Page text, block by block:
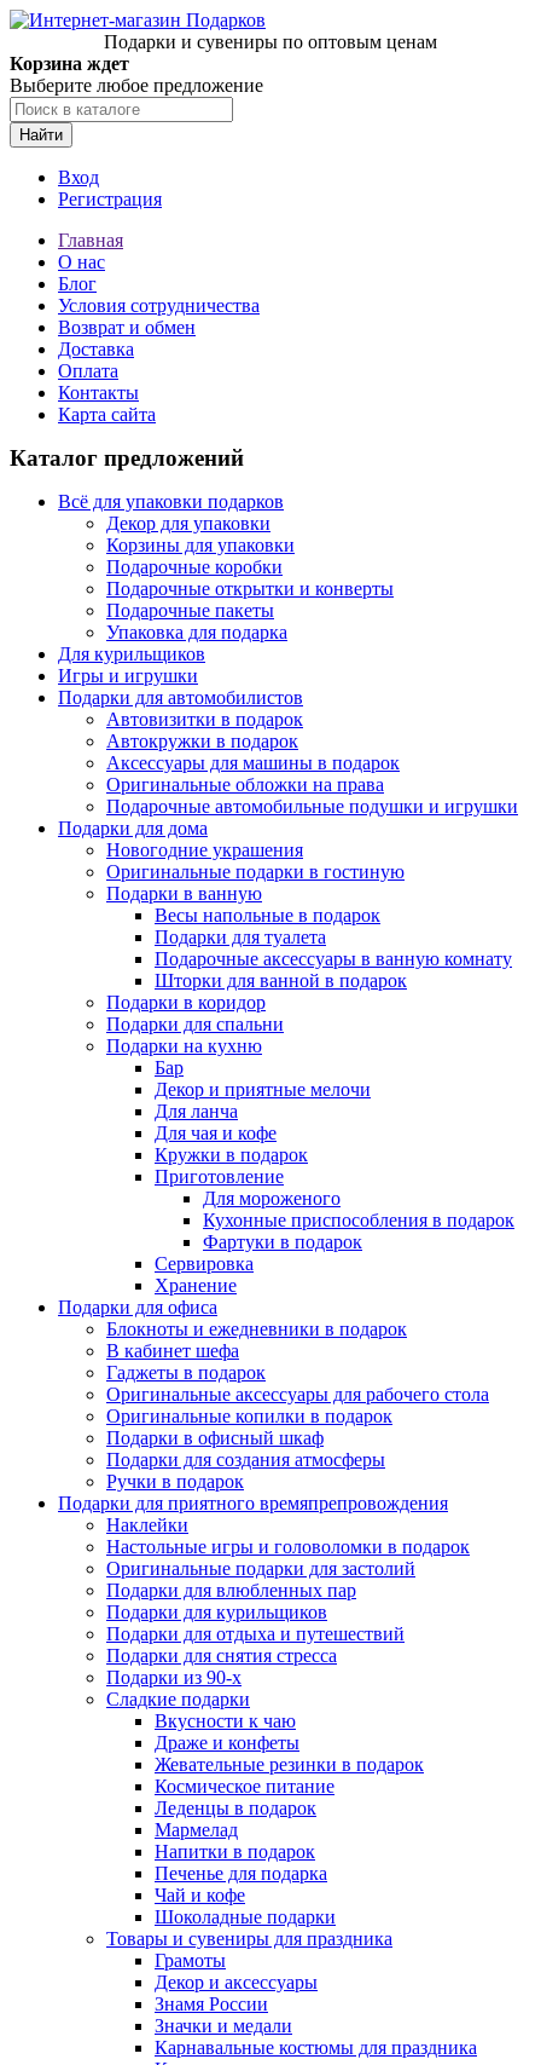
Подарки и сувениры по оптовым ценам
Корзина ждет
Выберите любое предложение
Найти
Вход
Регистрация
Главная
О нас
Блог
Условия сотрудничества
Возврат и обмен
Доставка
Оплата
Контакты
Карта сайта
Каталог предложений
Всё для упаковки подарков
Декор для упаковки
Корзины для упаковки
Подарочные коробки
Подарочные открытки и конверты
Подарочные пакеты
Упаковка для подарка
Для курильщиков
Игры и игрушки
Подарки для автомобилистов
Автовизитки в подарок
Автокружки в подарок
Аксессуары для машины в подарок
Оригинальные обложки на права
Подарочные автомобильные подушки и игрушки
Подарки для дома
Новогодние украшения
Оригинальные подарки в гостиную
Подарки в ванную
Весы напольные в подарок
Подарки для туалета
Подарочные аксессуары в ванную комнату
Шторки для ванной в подарок
Подарки в коридор
Подарки для спальни
Подарки на кухню
Бар
Декор и приятные мелочи
Для ланча
Для чая и кофе
Кружки в подарок
Приготовление
Для мороженого
Кухонные приспособления в подарок
Фартуки в подарок
Сервировка
Хранение
Подарки для офиса
Блокноты и ежедневники в подарок
В кабинет шефа
Гаджеты в подарок
Оригинальные аксессуары для рабочего стола
Оригинальные копилки в подарок
Подарки в офисный шкаф
Подарки для создания атмосферы
Ручки в подарок
Подарки для приятного времяпрепровождения
Наклейки
Настольные игры и головоломки в подарок
Оригинальные подарки для застолий
Подарки для влюбленных пар
Подарки для курильщиков
Подарки для отдыха и путешествий
Подарки для снятия стресса
Подарки из 90-х
Сладкие подарки
Вкусности к чаю
Драже и конфеты
Жевательные резинки в подарок
Космическое питание
Леденцы в подарок
Мармелад
Напитки в подарок
Печенье для подарка
Чай и кофе
Шоколадные подарки
Товары и сувениры для праздника
Грамоты
Декор и аксессуары
Знамя России
Значки и медали
Карнавальные костюмы для праздника